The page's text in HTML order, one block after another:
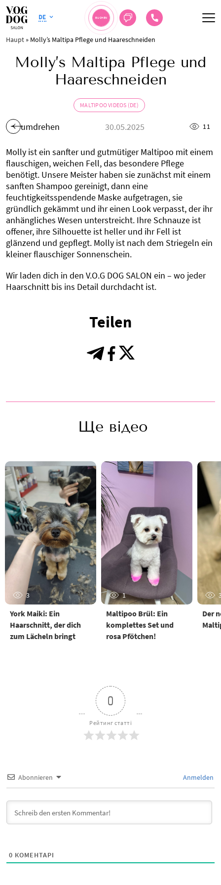
DE BUCHEN
Haupt » Molly’s Maltipa Pflege und Haareschneiden
Molly’s Maltipa Pflege und
Haareschneiden
MALTIPOO VIDEOS (DE)
umdrehen 30.05.2025 11
Molly ist ein sanfter und gutmütiger Maltipoo mit einem
flauschigen, weichen Fell, das besondere Pflege
benötigt. Unsere Meister haben sie zunächst mit einem
sanften Shampoo gereinigt, dann eine
feuchtigkeitsspendende Maske aufgetragen, sie
gründlich gekämmt und ihr einen Look verpasst, der ihr
anhängliches Wesen unterstreicht. Ihre Schnauze ist
offener, ihre Silhouette ist heller und ihr Fell ist
glänzend und gepflegt. Molly ist nach dem Striegeln ein
kleiner flauschiger Sonnenschein.
Wir laden dich in den V.O.G DOG SALON ein – wo jeder
Haarschnitt bis ins Detail durchdacht ist.
Teilen
Ще відео
3
York Maiki: Ein
Haarschnitt, der dich
zum Lächeln bringt
1
Maltipoo Brül: Ein
komplettes Set und
rosa Pfötchen!
Der
0
Рейтинг статті
Abonnieren Anmelden
0 КОМЕНТАРІ